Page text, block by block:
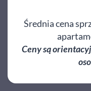
Średnia cena
Ceny są